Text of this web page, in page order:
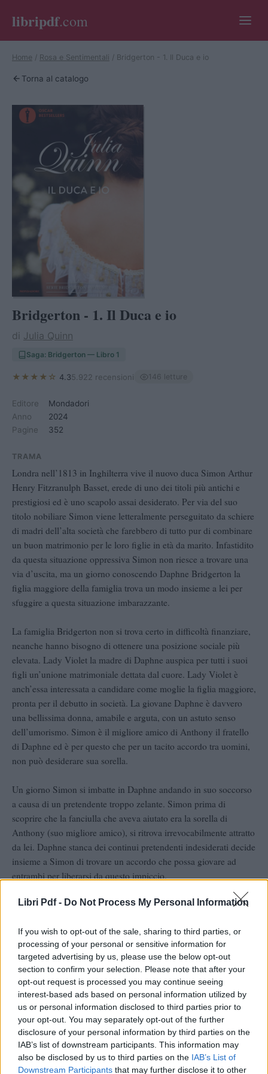
Libri Pdf - Do Not Process My Personal Information
If you wish to opt-out of the sale, sharing to third parties, or
processing of your personal or sensitive information for
targeted advertising by us, please use the below opt-out
section to confirm your selection. Please note that after your
opt-out request is processed you may continue seeing
interest-based ads based on personal information utilized by
us or personal information disclosed to third parties prior to
your opt-out. You may separately opt-out of the further
disclosure of your personal information by third parties on the
IAB’s list of downstream participants. This information may
also be disclosed by us to third parties on the IAB’s List of
Downstream Participants that may further disclose it to other
libripdf.com
Home / Rosa e Sentimentali / Bridgerton - 1. Il Duca e io
Torna al catalogo
Bridgerton - 1. Il Duca e io
di Julia Quinn
Saga: Bridgerton — Libro 1
★★★★☆ 4.35.922 recensioni 146 letture
Editore
Mondadori
Anno
2024
Pagine
352
TRAMA
Londra nell’1813 in Inghilterra vive il nuovo duca Simon Arthur
Henry Fitzranulph Basset, erede di uno dei titoli più antichi e
prestigiosi ed è uno scapolo assai desiderato. Per via del suo
titolo nobiliare Simon viene letteralmente perseguitato da schiere
di madri dell’alta società che farebbero di tutto pur di combinare
un buon matrimonio per le loro figlie in età da marito. Infastidito
da questa situazione oppressiva Simon non riesce a trovare una
via d’uscita, ma un giorno conoscendo Daphne Bridgerton la
figlia maggiore della famiglia trova un modo insieme a lei per
sfuggire a questa situazione imbarazzante.
La famiglia Bridgerton non si trova certo in difficoltà finanziare,
neanche hanno bisogno di ottenere una posizione sociale più
elevata. Lady Violet la madre di Daphne auspica per tutti i suoi
figli un’unione matrimoniale dettata dal cuore. Lady Violet è
anch’essa interessata a candidare come moglie la figlia maggiore,
pronta per il debutto in società. La giovane Daphne è davvero
una bellissima donna, amabile e arguta, con un astuto senso
dell’umorismo. Simon è il migliore amico di Anthony il fratello
di Daphne ed è per questo che per un tacito accordo tra uomini,
non può desiderare sua sorella.
Un giorno Simon si imbatte in Daphne andando in suo soccorso
a causa di un pretendente troppo zelante. Simon prima di
scoprire che la fanciulla che aveva aiutato era la sorella di
Anthony (suo migliore amico), si ritrova irrevocabilmente attratto
da lei. Daphne stanca dei continui pretendenti indesiderati decide
insieme a Simon di trovare un accordo che possa giovare ad
entrambi per liberarsi da questo impiccio.
L’idea consiste nel far finta di essere interessati l’uno all’altro
dopo ballo, conversazione dopo conversazione, ricordarsi che
quanto li lega è solo finzione diventerà sempre più difficile.
Quella che era cominciata come una recita, si sta trasformando in
una realtà, ricca di passione e coinvolgimento.
A fare da contorno a questa situazione ci saranno i membri della
famiglia Bridgerton dai modi eclettici e rumorosi, che
ostacoleranno Simon che conoscerà cosa significa essere
famiglia e lottare per essa.